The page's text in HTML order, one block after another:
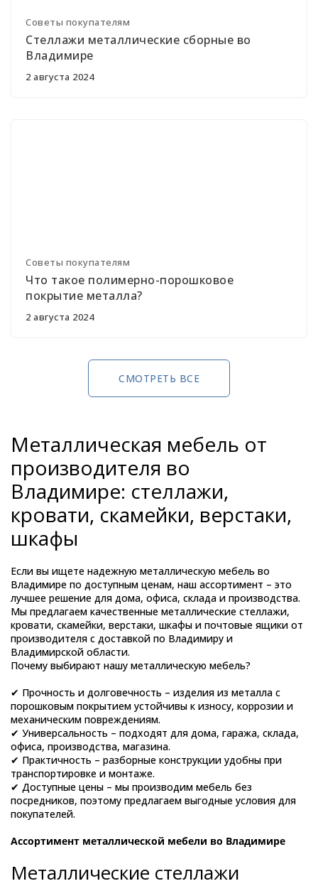
Советы покупателям
Стеллажи металлические сборные во
Владимире
2 августа 2024
Советы покупателям
Что такое полимерно-порошковое
покрытие металла?
2 августа 2024
СМОТРЕТЬ ВСЕ
Металлическая мебель от
производителя во
Владимире: стеллажи,
кровати, скамейки, верстаки,
шкафы
Если вы ищете надежную металлическую мебель во
Владимире по доступным ценам, наш ассортимент – это
лучшее решение для дома, офиса, склада и производства.
Мы предлагаем качественные металлические стеллажи,
кровати, скамейки, верстаки, шкафы и почтовые ящики от
производителя с доставкой по Владимиру и
Владимирской области.
Почему выбирают нашу металлическую мебель?
✔ Прочность и долговечность – изделия из металла с
порошковым покрытием устойчивы к износу, коррозии и
механическим повреждениям.
✔ Универсальность – подходят для дома, гаража, склада,
офиса, производства, магазина.
✔ Практичность – разборные конструкции удобны при
транспортировке и монтаже.
✔ Доступные цены – мы производим мебель без
посредников, поэтому предлагаем выгодные условия для
покупателей.
Ассортимент металлической мебели во Владимире
Металлические стеллажи